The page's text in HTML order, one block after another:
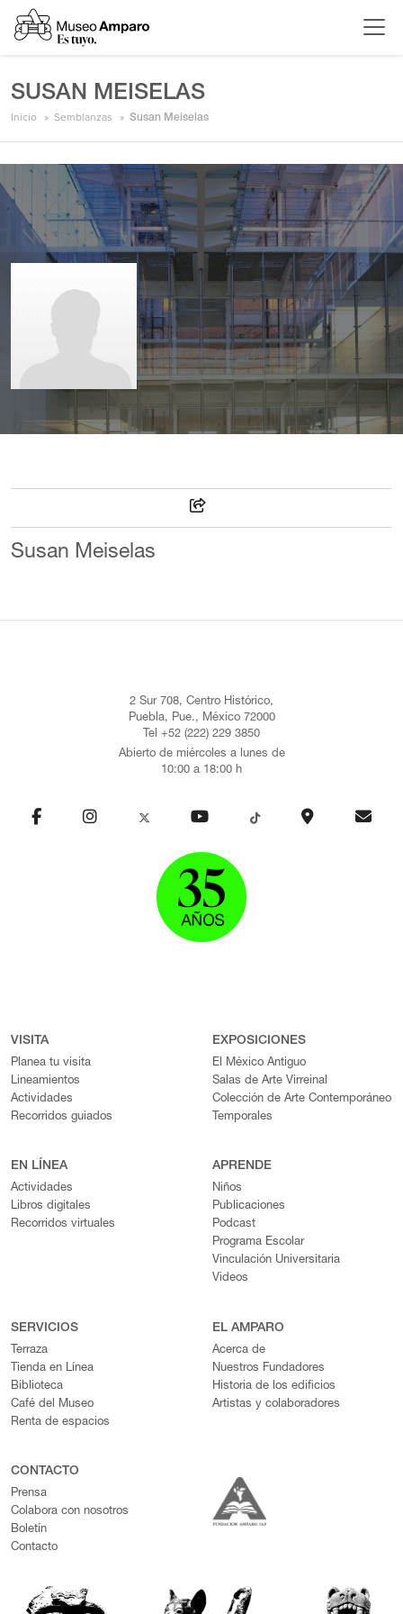
SUSAN MEISELAS
Inicio Semblanzas Susan Meiselas
Susan Meiselas
2 Sur 708, Centro Histórico,
Puebla, Pue., México 72000
Tel +52 (222) 229 3850
Abierto de miércoles a lunes de
10:00 a 18:00 h
VISITA
Planea tu visita
Lineamientos
Actividades
Recorridos guiados
EXPOSICIONES
El México Antiguo
Salas de Arte Virreinal
Colección de Arte Contemporáneo
Temporales
EN LÍNEA
Actividades
Libros digitales
Recorridos virtuales
APRENDE
Niños
Publicaciones
Podcast
Programa Escolar
Vinculación Universitaria
Videos
SERVICIOS
Terraza
Tienda en Línea
Biblioteca
Café del Museo
Renta de espacios
EL AMPARO
Acerca de
Nuestros Fundadores
Historia de los edificios
Artistas y colaboradores
CONTACTO
Prensa
Colabora con nosotros
Boletín
Contacto